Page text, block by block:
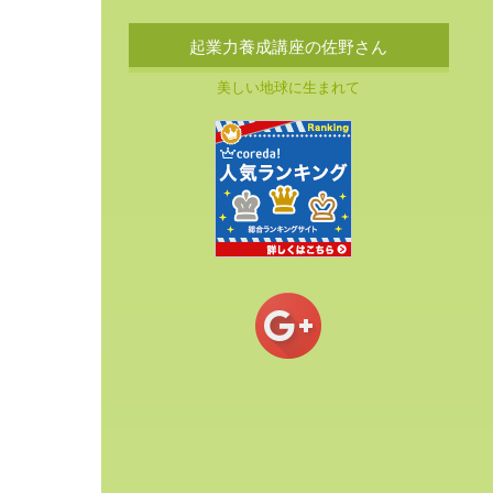
起業力養成講座の佐野さん
美しい地球に生まれて